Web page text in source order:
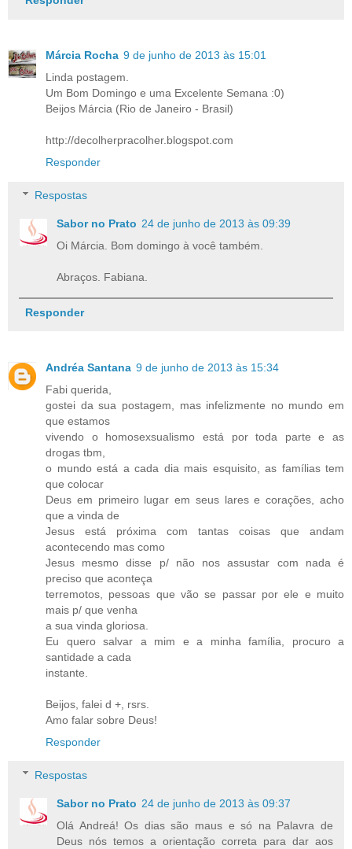
Márcia Rocha 9 de junho de 2013 às 15:01
Linda postagem.
Um Bom Domingo e uma Excelente Semana :0)
Beijos Márcia (Rio de Janeiro - Brasil)
http://decolherpracolher.blogspot.com
Responder
Respostas
Sabor no Prato 24 de junho de 2013 às 09:39
Oi Márcia. Bom domingo à você também.
Abraços. Fabiana.
Responder
Andréa Santana 9 de junho de 2013 às 15:34
Fabi querida,
gostei da sua postagem, mas infelizmente no mundo em
que estamos
vivendo o homosexsualismo está por toda parte e as
drogas tbm,
o mundo está a cada dia mais esquisito, as famílias tem
que colocar
Deus em primeiro lugar em seus lares e corações, acho
que a vinda de
Jesus está próxima com tantas coisas que andam
acontecendo mas como
Jesus mesmo disse p/ não nos assustar com nada é
preciso que aconteça
terremotos, pessoas que vão se passar por ele e muito
mais p/ que venha
a sua vinda gloriosa.
Eu quero salvar a mim e a minha família, procuro a
santidade a cada
instante.
Beijos, falei d +, rsrs.
Amo falar sobre Deus!
Responder
Respostas
Sabor no Prato 24 de junho de 2013 às 09:37
Olá Andreá! Os dias são maus e só na Palavra de
Deus nós temos a orientação correta para dar aos